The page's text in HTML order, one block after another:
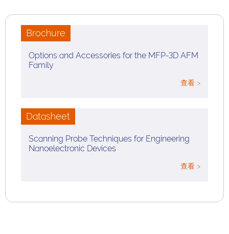
Brochure
Options and Accessories for the MFP-3D AFM
Family
查看 >
Datasheet
Scanning Probe Techniques for Engineering
Nanoelectronic Devices
查看 >